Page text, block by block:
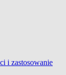
i zastosowanie